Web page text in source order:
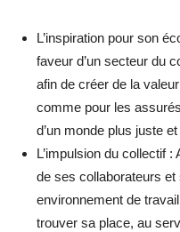
L’inspiration pour son
faveur d’un secteur du
afin de créer de la
comme pour les
d’un monde plus juste
L’impulsion du collectif
de ses collaborateurs
environnement de
trouver sa place, au